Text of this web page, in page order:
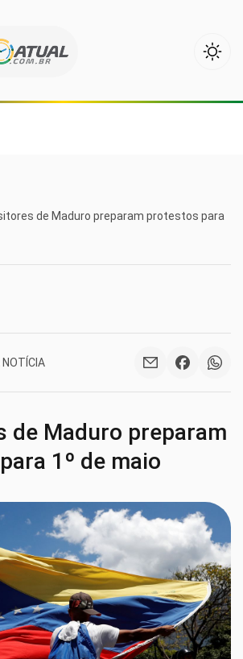
de Maduro preparam protestos para
NOTÍCIA
de Maduro preparam
1º de maio